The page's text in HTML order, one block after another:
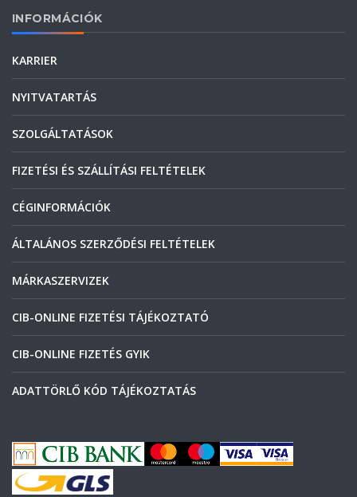
INFORMÁCIÓK
KARRIER
NYITVATARTÁS
SZOLGÁLTATÁSOK
FIZETÉSI ÉS SZÁLLÍTÁSI FELTÉTELEK
CÉGINFORMÁCIÓK
ÁLTALÁNOS SZERZŐDÉSI FELTÉTELEK
MÁRKASZERVIZEK
CIB-ONLINE FIZETÉSI TÁJÉKOZTATÓ
CIB-ONLINE FIZETÉS GYIK
ADATTÖRLŐ KÓD TÁJÉKOZTATÁS